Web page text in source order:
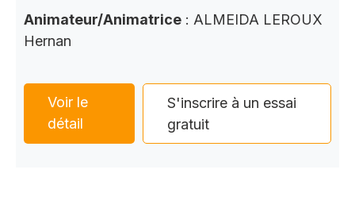
Animateur/Animatrice : ALMEIDA LEROUX
Hernan
Voir le
détail
S'inscrire à un essai
gratuit